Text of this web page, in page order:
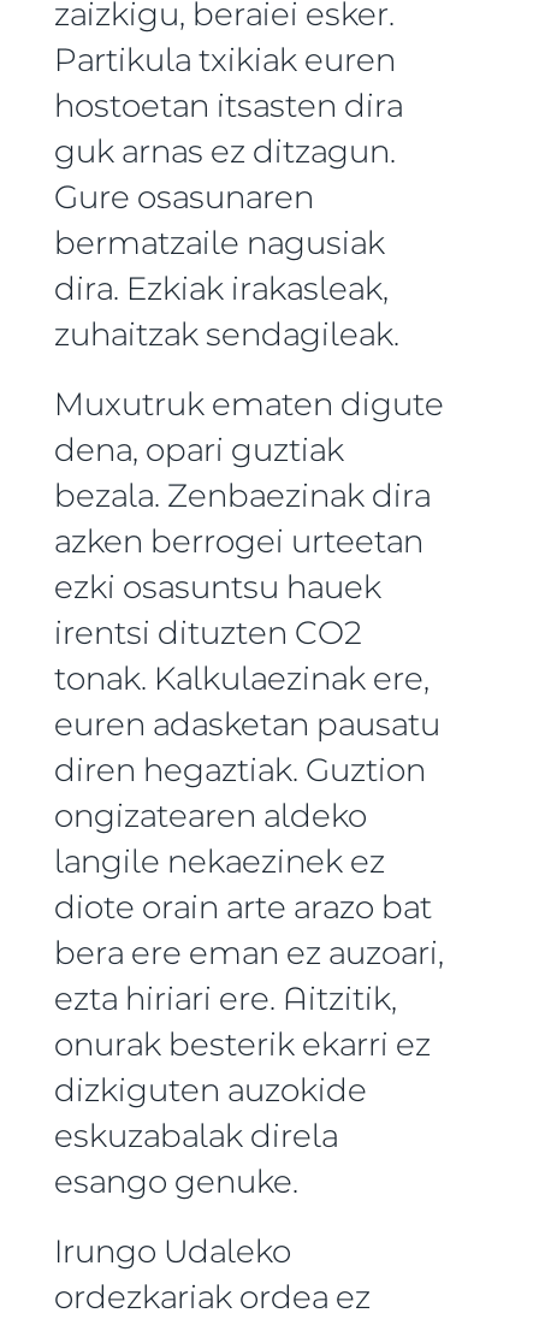
zaizkigu, beraiei esker.
Partikula txikiak euren
hostoetan itsasten dira
guk arnas ez ditzagun.
Gure osasunaren
bermatzaile nagusiak
dira. Ezkiak irakasleak,
zuhaitzak sendagileak.
Muxutruk ematen digute
dena, opari guztiak
bezala. Zenbaezinak dira
azken berrogei urteetan
ezki osasuntsu hauek
irentsi dituzten CO2
tonak. Kalkulaezinak ere,
euren adasketan pausatu
diren hegaztiak. Guztion
ongizatearen aldeko
langile nekaezinek ez
diote orain arte arazo bat
bera ere eman ez auzoari,
ezta hiriari ere. Aitzitik,
onurak besterik ekarri ez
dizkiguten auzokide
eskuzabalak direla
esango genuke.
Irungo Udaleko
ordezkariak ordea ez